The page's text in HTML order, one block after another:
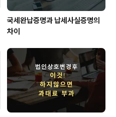
국세완납증명과 납세사실증명의
차이